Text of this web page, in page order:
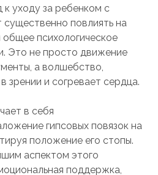
к уходу за ребенком с
повлиять на
общее психологическое
Это не просто движение
а волшебство,
зрении и согревает сердца.
в себя
гипсовых повязок на
положение его стопы.
аспектом этого
поддержка,